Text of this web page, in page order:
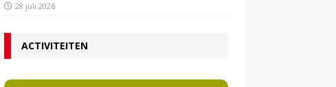
28 juli 2026
ACTIVITEITEN